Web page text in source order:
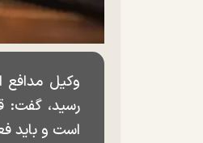
رسید، گفت:
است و باید